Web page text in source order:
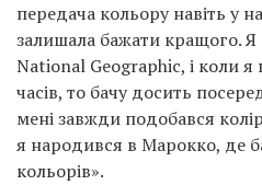
передача кольору навіть у
залишала бажати кращого. Я
National Geographic, і коли я
часів, то бачу досить
мені завжди подобався
я народився в Марокко, де
кольорів».